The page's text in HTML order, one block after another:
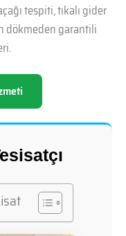
tespiti, tıkalı gider
dökmeden garantili